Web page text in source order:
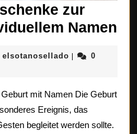
zur
Namen
elsotanosellado elsotanosellado
|
0
mit Namen Die Geburt
Ereignis, das
begleitet werden sollte.